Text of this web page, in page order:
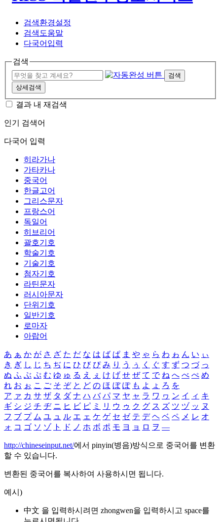
검색환경설정
검색도움말
다국어입력
검색
검색
상세검색
결과 내 재검색
인기 검색어
다국어 입력
히라가나
가타카나
중국어
한글고어
그리스문자
프랑스어
독일어
히브리어
괄호기호
학술기호
기술기호
첨자기호
라틴문자
러시아문자
단위기호
일반기호
로마자
아랍어
あ ぁ か が さ ざ た だ な は ば ぱ ま や ゃ ら わ ゎ ん い ぃ
き ぎ し じ ち ぢ に ひ び ぴ み り う ぅ く ぐ す ず つ づ っ
ぬ ふ ぶ ぷ む ゆ ゅ る え ぇ け げ せ ぜ て で ね へ べ ぺ め
れ お ぉ こ ご そ ぞ と ど の ほ ぼ ぽ も よ ょ ろ を
ア ァ カ サ ザ タ ダ ナ ハ バ パ マ ヤ ャ ラ ワ ヮ ン イ ィ キ
ギ シ ジ チ ヂ ニ ヒ ビ ピ ミ リ ウ ゥ ク グ ス ズ ツ ヅ ッ ヌ
フ ブ プ ム ユ ュ ル エ ェ ケ ゲ セ ゼ テ デ ヘ ベ ペ メ レ オ
ォ コ ゴ ソ ゾ ト ド ノ ホ ボ ポ モ ヨ ョ ロ ヲ ―
http://chineseinput.net/에서 pinyin(병음)방식으로 중국어를 변환
할 수 있습니다.
변환된 중국어를 복사하여 사용하시면 됩니다.
예시)
中文 을 입력하시려면 zhongwen을 입력하시고 space를